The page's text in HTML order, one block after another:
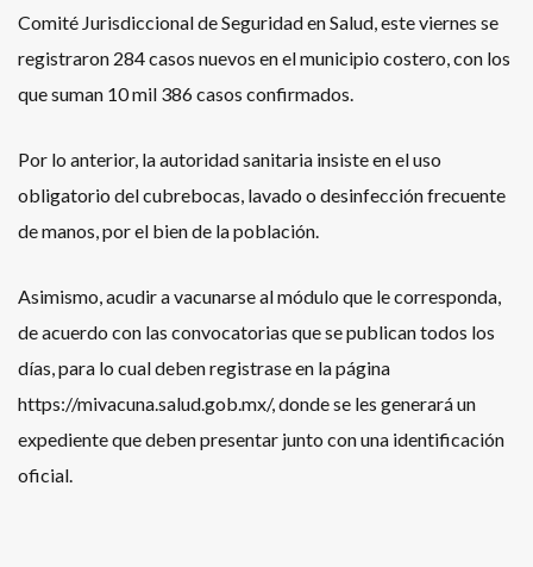
Comité Jurisdiccional de Seguridad en Salud, este viernes se
registraron 284 casos nuevos en el municipio costero, con los
que suman 10 mil 386 casos confirmados.
Por lo anterior, la autoridad sanitaria insiste en el uso
obligatorio del cubrebocas, lavado o desinfección frecuente
de manos, por el bien de la población.
Asimismo, acudir a vacunarse al módulo que le corresponda,
de acuerdo con las convocatorias que se publican todos los
días, para lo cual deben registrase en la página
https://mivacuna.salud.gob.mx/, donde se les generará un
expediente que deben presentar junto con una identificación
oficial.